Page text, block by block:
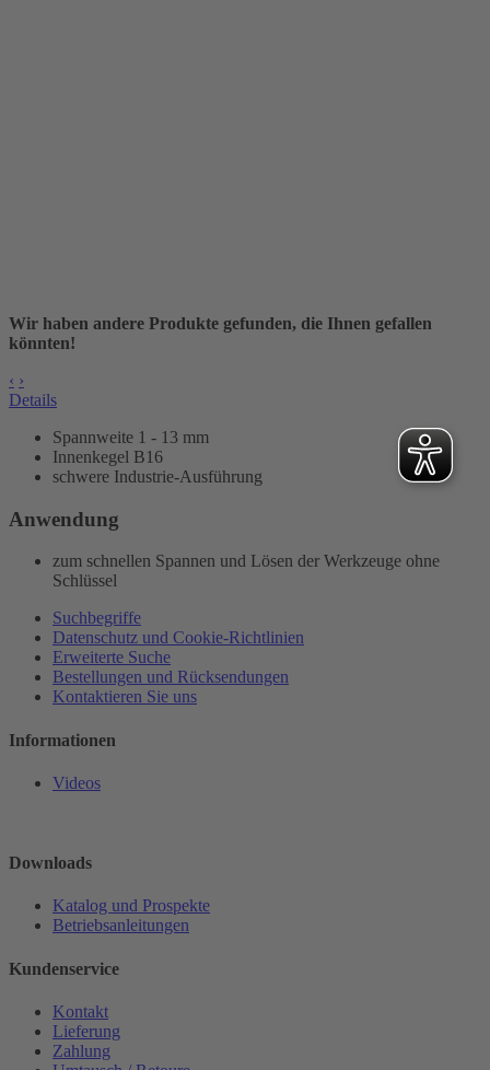
Wir haben andere Produkte gefunden, die Ihnen gefallen
könnten!
‹ ›
Details
Spannweite 1 - 13 mm
Innenkegel B16
schwere Industrie-Ausführung
Anwendung
zum schnellen Spannen und Lösen der Werkzeuge ohne
Schlüssel
Suchbegriffe
Datenschutz und Cookie-Richtlinien
Erweiterte Suche
Bestellungen und Rücksendungen
Kontaktieren Sie uns
Informationen
Videos
Downloads
Katalog und Prospekte
Betriebsanleitungen
Kundenservice
Kontakt
Lieferung
Zahlung